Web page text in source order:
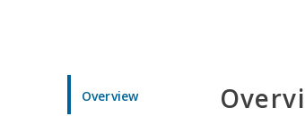
Overview